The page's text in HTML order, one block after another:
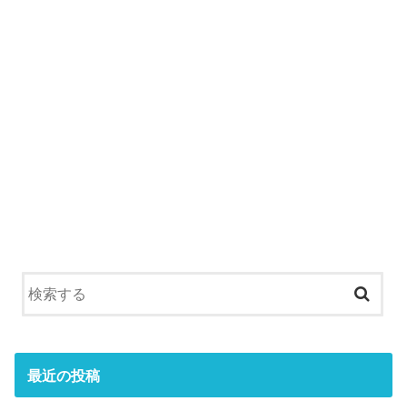
最近の投稿